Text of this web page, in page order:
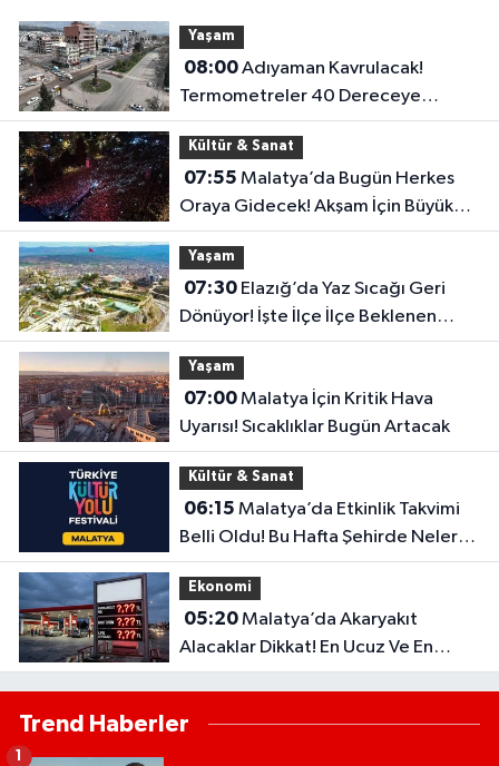
Yaşam
08:00Adıyaman Kavrulacak!
Termometreler 40 Dereceye
Dayanacak
Kültür & Sanat
07:55
Oraya Gidecek! Akşam İçin Büyük
Sürpriz Hazır
Yaşam
07:30Elazığ’da Yaz Sıcağı Geri
Dönüyor! İşte İlçe İlçe Beklenen
Sıcaklıklar
Yaşam
07:00Malatya İçin Kritik Hava
Uyarısı! Sıcaklıklar Bugün Artacak
Kültür & Sanat
06:15
Belli Oldu! Bu Hafta Şehirde Neler
Olacak?
Ekonomi
05:20Malatya’da Akaryakıt
Alacaklar Dikkat! En Ucuz Ve En
Pahalı İlçe Belli Oldu
Trend Haberler
1